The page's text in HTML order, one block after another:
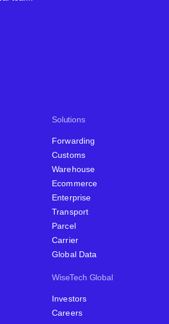
Solutions
Forwarding
Customs
Warehouse
Ecommerce
Enterprise
Transport
Parcel
Carrier
Global Data
WiseTech Global
Investors
Careers